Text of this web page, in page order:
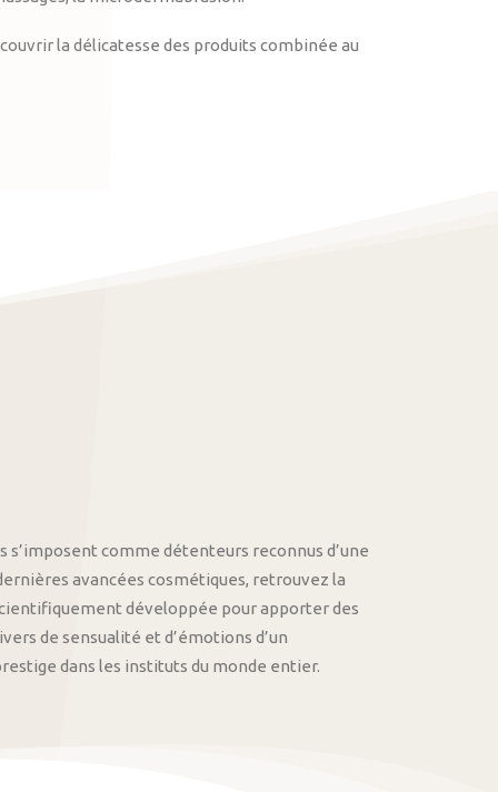
la délicatesse des produits combinée au
s’imposent comme détenteurs reconnus d’une
avancées cosmétiques, retrouvez la
développée pour apporter des
de sensualité et d’émotions d’un
dans les instituts du monde entier.